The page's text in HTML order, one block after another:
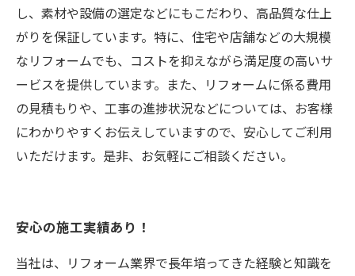
し、素材や設備の選定などにもこだわり、高品質な仕上
がりを保証しています。特に、住宅や店舗などの大規模
なリフォームでも、コストを抑えながら満足度の高いサ
ービスを提供しています。また、リフォームに係る費用
の見積もりや、工事の進捗状況などについては、お客様
にわかりやすくお伝えしていますので、安心してご利用
いただけます。是非、お気軽にご相談ください。
安心の施工実績あり！
当社は、リフォーム業界で長年培ってきた経験と知識を